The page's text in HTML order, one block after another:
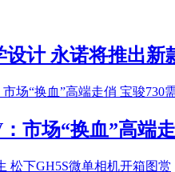
设计 永诺将推出新
市场“换血”高端